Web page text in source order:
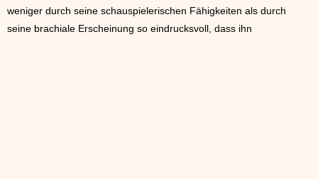
weniger durch seine schauspielerischen Fähigkeiten als durch
seine brachiale Erscheinung so eindrucksvoll, dass ihn